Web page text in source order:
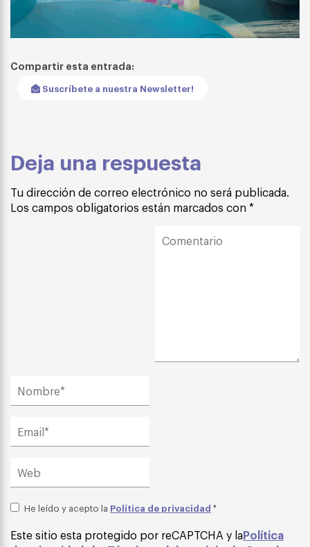
Compartir esta entrada:
Suscríbete a nuestra Newsletter!
Deja una respuesta
Tu dirección de correo electrónico no será publicada.
Los campos obligatorios están marcados con *
He leído y acepto la Política de privacidad *
Este sitio esta protegido por reCAPTCHA y laPolítica